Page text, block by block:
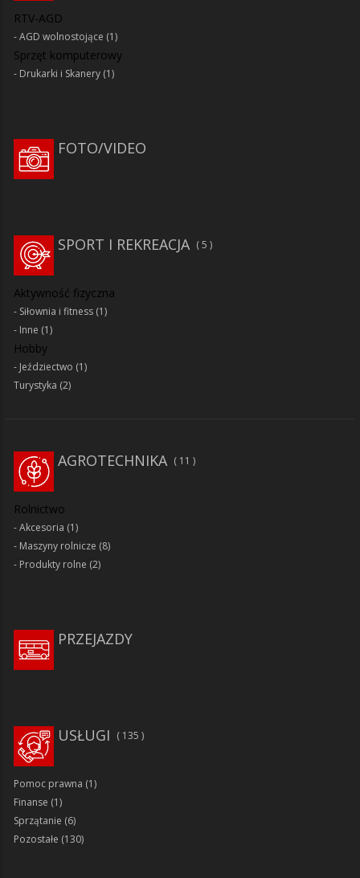
RTV-AGD
AGD wolnostojące (1)
Sprzęt komputerowy
Drukarki i Skanery (1)
FOTO/VIDEO
SPORT I REKREACJA 5
Aktywność fizyczna
Siłownia i fitness (1)
Inne (1)
Hobby
Jeździectwo (1)
Turystyka (2)
AGROTECHNIKA 11
Rolnictwo
Akcesoria (1)
Maszyny rolnicze (8)
Produkty rolne (2)
PRZEJAZDY
135
USŁUGI
Pomoc prawna (1)
Finanse (1)
Sprzątanie (6)
Pozostałe (130)